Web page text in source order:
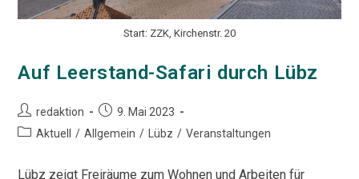
Start: ZZK, Kirchenstr. 20
Auf Leerstand-Safari durch Lübz
Beitrags-
Autor:
redaktion
Beitrag
veröffentlicht:
9. Mai 2023
Beitrags-
Aktuell / Allgemein / Lübz / Veranstaltungen
Lübz zeigt Freiräume zum Wohnen und Arbeiten für